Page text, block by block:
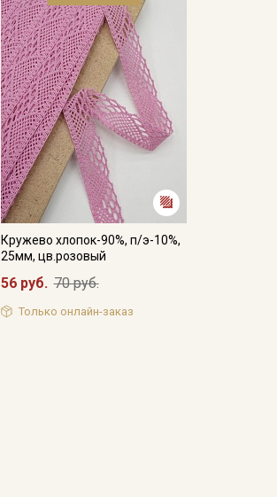
Кружево хлопок-90%, п/э-10%,
25мм, цв.розовый
56 руб. 70 руб.
Только онлайн-заказ